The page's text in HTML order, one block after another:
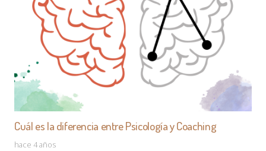
Cuál es la diferencia entre Psicología y Coaching
hace 4 años